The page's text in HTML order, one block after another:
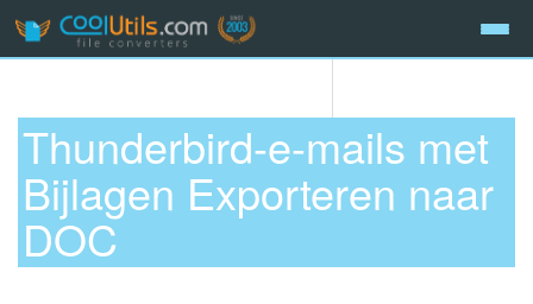
Thunderbird-e-mails met
Bijlagen Exporteren naar
DOC